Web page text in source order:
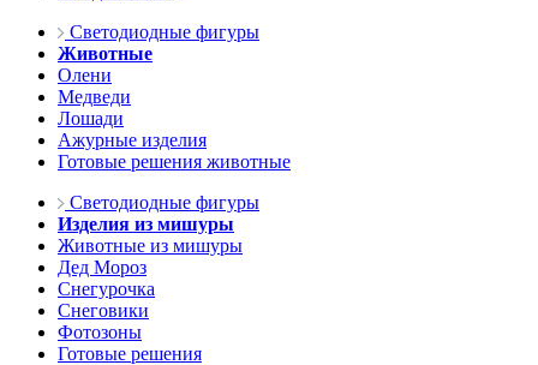
Светодиодные фигуры
Животные
Олени
Медведи
Лошади
Ажурные изделия
Готовые решения животные
Светодиодные фигуры
Изделия из мишуры
Животные из мишуры
Дед Мороз
Снегурочка
Снеговики
Фотозоны
Готовые решения